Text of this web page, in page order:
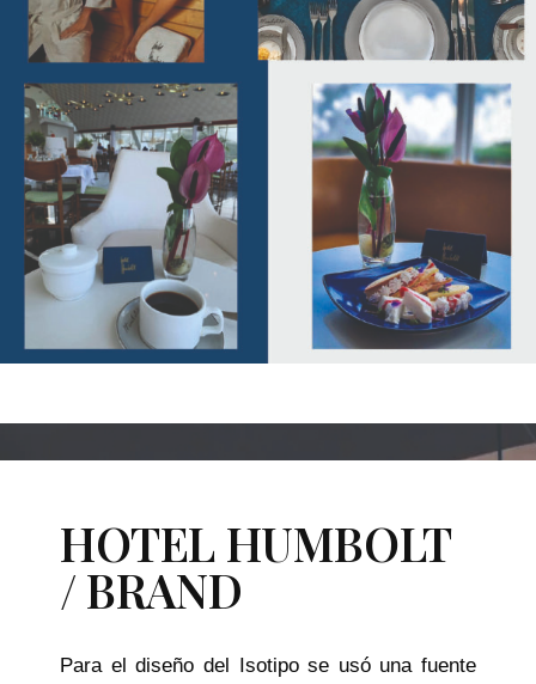
HOTEL HUMBOLT
/ BRAND
Para el diseño del Isotipo se usó una fuente